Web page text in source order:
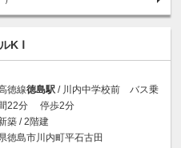
K Ⅰ
徳線徳島駅 / 川内中学校前 バス乗
22分 停歩2分
築 / 2階建
徳島市川内町平石古田